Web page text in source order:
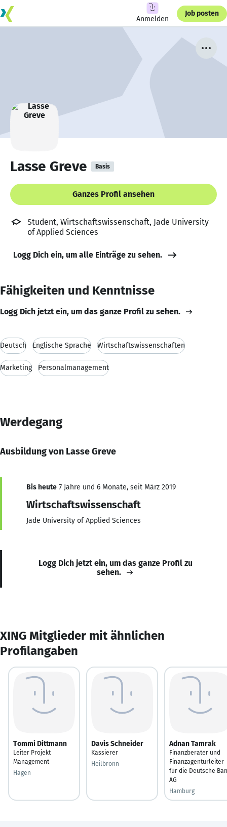
Anmelden
Job posten
Lasse Greve Basis
Ganzes Profil ansehen
Student, Wirtschaftswissenschaft, Jade University
of Applied Sciences
Logg Dich ein, um alle Einträge zu sehen.
Fähigkeiten und Kenntnisse
Logg Dich jetzt ein, um das ganze Profil zu sehen.
Deutsch Englische Sprache Wirtschaftswissenschaften
Marketing Personalmanagement
Werdegang
Ausbildung von Lasse Greve
Bis heute 7 Jahre und 6 Monate, seit März 2019
Wirtschaftswissenschaft
Jade University of Applied Sciences
Logg Dich jetzt ein, um das ganze Profil zu
sehen.
XING Mitglieder mit ähnlichen
Profilangaben
Tommi Dittmann
Leiter Projekt
Management
Hagen
Davis Schneider
Kassierer
Heilbronn
Adnan Tamrak
Finanzberater und
Finanzagenturleiter
für die Deutsche
AG
Hamburg